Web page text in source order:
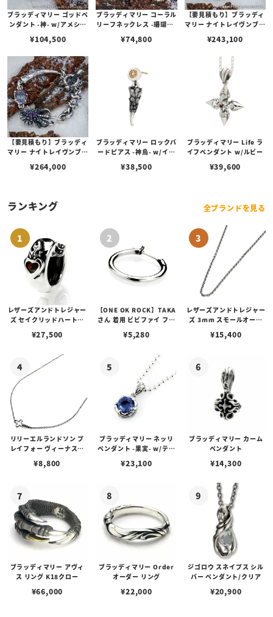
ブラッディマリー ゴッドペ
ンダント -神- w/アメシス
¥104,500
ブラッディマリー コーラル
リーフネックレス -珊瑚礁-
¥74,800
【要見積もり】ブラッディ
マリー ナイトレイヴンブレ
m） w/ミスティックトパ
スピネル
¥243,100
【要見積もり】ブラッディ
マリー ナイトレイヴンブレ
m） w/ミスティックトパ
¥264,000
ブラッディマリー ロックバ
ードピアス -神烏- w/イン
¥38,500
ブラッディマリー Life ラ
イフペンダント w/ルビー
¥39,600
ランキング 全ブランドを見る
レザーズアンドトレジャー
ズ セイクリッドハートピ
¥27,500
【ONE OK ROCK】TAKA
さん 着用 ビビファイ フー
¥5,280
レザーズアンドトレジャー
ズ 3mm スモールオーバ
ブスタークラスプ＆LTロ
¥15,400
リリーエルランドソン プ
レイフォー ヴィーナスチ
¥8,800
ブラッディマリー ネッリ
ペンダント -果実- w/ティ
¥23,100
ブラッディマリー カーム
ペンダント
¥14,300
ブラッディマリー アヴィ
ス リング K18クロー
¥66,000
ブラッディマリー Order
オーダー リング
¥22,000
ジゴロウ スネイプス シル
バー ペンダント/クリア
¥20,900